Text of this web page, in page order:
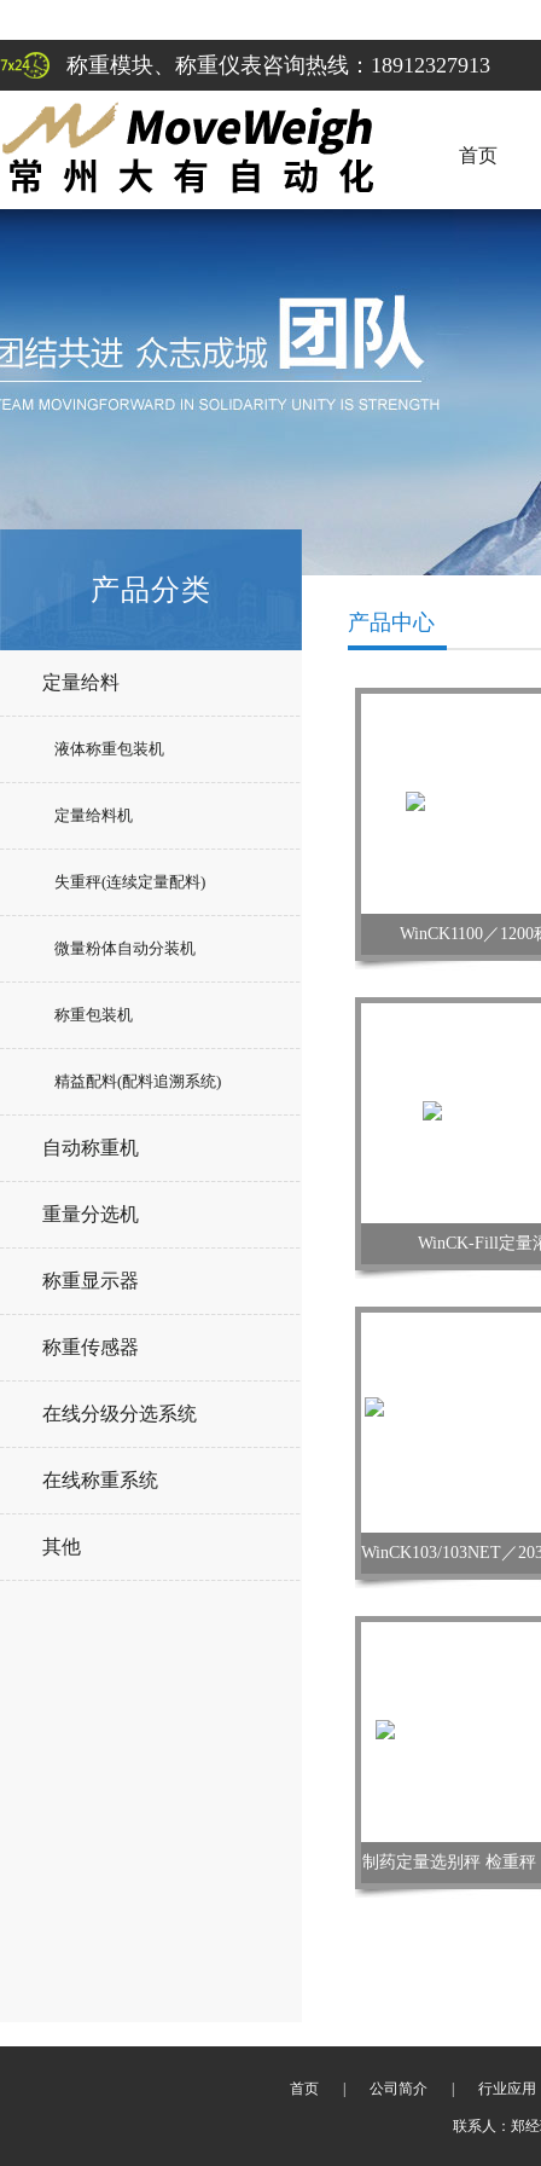
称重模块、称重仪表咨询热线：18912327913
首页
产品分类
定量给料
液体称重包装机
定量给料机
失重秤(连续定量配料)
微量粉体自动分装机
称重包装机
精益配料(配料追溯系统)
自动称重机
重量分选机
称重显示器
称重传感器
在线分级分选系统
在线称重系统
其他
产品中心
WinCK1100／
WinCK-Fill定量
制药定量选别秤 检重
首页 公司简介 行业应用
联系人：郑